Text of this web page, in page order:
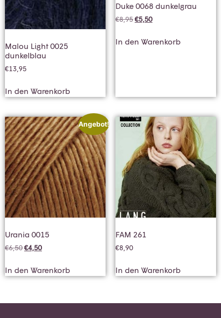
Malou Light 0025
dunkelblau
€13,95
In den Warenkorb
Duke 0068 dunkelgrau
€8,95€5,50
In den Warenkorb
Angebot!
Urania 0015
€6,50€4,50
In den Warenkorb
FAM 261
€8,90
In den Warenkorb